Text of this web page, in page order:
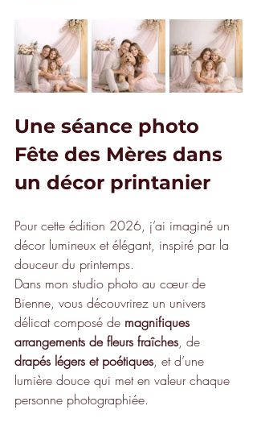
Une séance photo
Fête des Mères dans
un décor printanier
Pour cette édition 2026, j’ai imaginé un
décor lumineux et élégant, inspiré par la
douceur du printemps.
Dans mon studio photo au cœur de
Bienne, vous découvrirez un univers
délicat composé de magnifiques
arrangements de fleurs fraîches, de
drapés légers et poétiques, et d’une
lumière douce qui met en valeur chaque
personne photographiée.